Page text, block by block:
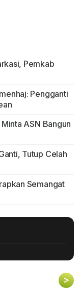
Pemkab
Pengganti
ASN Bangun
Tutup Celah
Semangat
>